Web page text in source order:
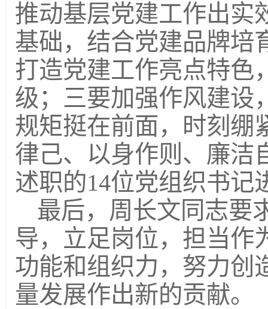
推动基层党建工作出实
基础，结合党建品牌培
打造党建工作亮点特色
级；三要加强作风建设
规矩挺在前面，时刻绷
律己、以身作则、廉洁
述职的14位党组织书记
最后，周长文同志要
导，立足岗位，担当作
功能和组织力，努力创
量发展作出新的贡献。